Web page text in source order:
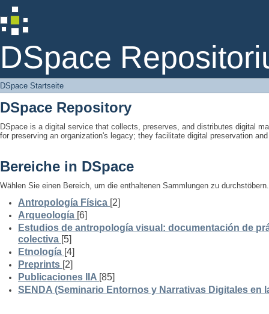
DSpace
DSpace Startseite
DSpace Startseite
DSpace Repository
DSpace is a digital service that collects, preserves, and distributes digital
for preserving an organization's legacy; they facilitate digital preservation
Bereiche in DSpace
Wählen Sie einen Bereich, um die enthaltenen Sammlungen zu durchstöbern.
Antropología Física [2]
Arqueología [6]
Estudios de antropología visual: documentación de
colectiva [5]
Etnología [4]
Preprints [2]
Publicaciones IIA [85]
SENDA (Seminario Entornos y Narrativas Digitales en